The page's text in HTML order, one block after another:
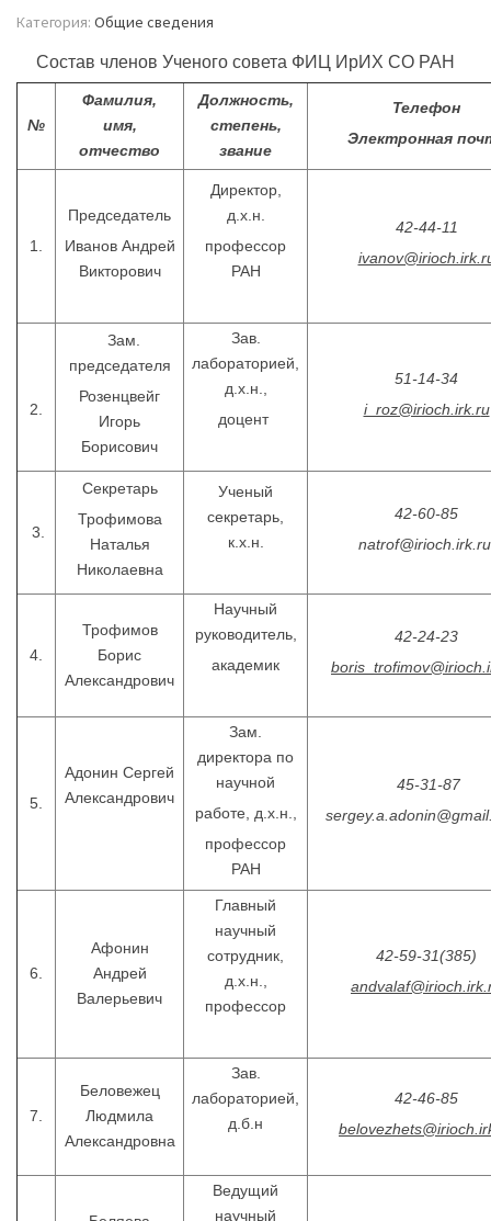
Категория: Общие сведения
Состав членов Ученого совета ФИЦ ИрИХ СО РАН
№
Фамилия,
имя,
отчество
Должность,
степень,
звание
Телефон
Электронная
1.
Председатель
Иванов Андрей
Викторович
Директор,
д.х.н.
профессор
РАН
42-44-11
2.
Зам.
председателя
Розенцвейг
Игорь
Борисович
Зав.
лабораторией,
д.х.н.,
доцент
51-14-34
i_roz@irioch.irk.ru
3.
Секретарь
Трофимова
Наталья
Николаевна
Ученый
секретарь,
к.х.н.
42-60-85
natrof@irioch.irk.ru
4.
Трофимов
Борис
Александрович
Научный
руководитель,
академик
42-24-23
5.
Адонин Сергей
Александрович
Зам.
директора по
научной
работе, д.х.н.,
профессор
РАН
45-31-87
6.
Афонин
Андрей
Валерьевич
Главный
научный
сотрудник,
д.х.н.,
профессор
42-59-31(385)
7.
Беловежец
Людмила
Александровна
Зав.
лабораторией,
д.б.н
42-46-85
Ведущий
научный